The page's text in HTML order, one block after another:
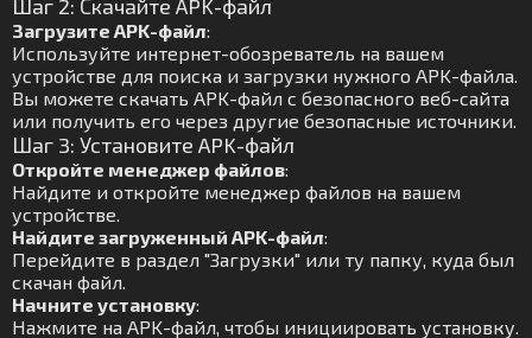
Шаг 2: Скачайте APK-файл
Загрузите APK-файл:
Используйте интернет-обозреватель на вашем
устройстве для поиска и загрузки нужного APK-файла.
Вы можете скачать APK-файл с безопасного веб-сайта
или получить его через другие безопасные источники.
Шаг 3: Установите APK-файл
Откройте менеджер файлов:
Найдите и откройте менеджер файлов на вашем
устройстве.
Найдите загруженный APK-файл:
Перейдите в раздел "Загрузки" или ту папку, куда был
скачан файл.
Начните установку:
Нажмите на APK-файл, чтобы инициировать установку.